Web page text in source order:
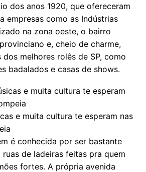
dos anos 1920, que ofereceram
empresas como as Indústrias
na zona oeste, o bairro
e, cheio de charme,
melhores rolês de SP, como
badalados e casas de shows.
e muita cultura te esperam nas
é conhecida por ser bastante
de ladeiras feitas pra quem
fortes. A própria avenida